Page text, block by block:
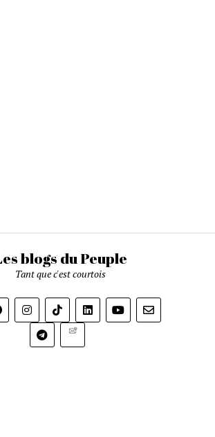
blogs du Peuple
Tant que c'est courtois